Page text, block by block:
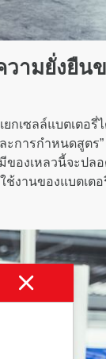
วามยั่งยืน
เซลล์แบตเตอรี่
ะการกำหนดสูตร”
องเหลวนี้จะปล
งานของแบตเต